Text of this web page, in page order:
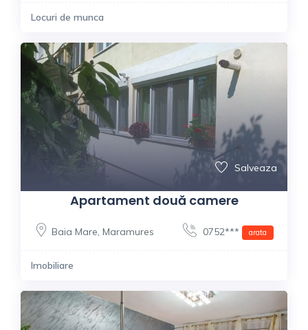
Locuri de munca
Salveaza
Apartament două camere
Baia Mare, Maramures 0752*** arata
Imobiliare